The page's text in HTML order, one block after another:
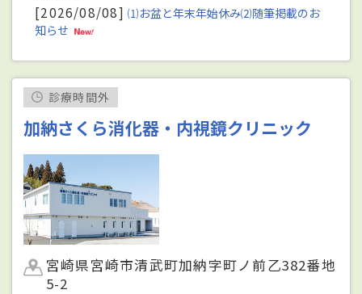
[2026/08/08]⑴お盆と年末年始休み⑵随筆掲載のお
知らせ
診療時間外
加納さくら消化器・内視鏡クリニック
宮崎県宮崎市清武町加納字町ノ前乙382番地
5-2